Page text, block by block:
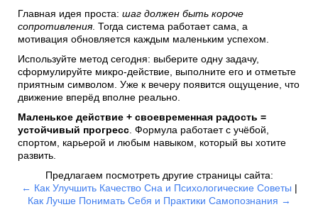
Главная идея проста: шаг должен быть короче
сопротивления. Тогда система работает сама, а
мотивация обновляется каждым маленьким успехом.
Используйте метод сегодня: выберите одну задачу,
сформулируйте микро-действие, выполните его и отметьте
приятным символом. Уже к вечеру появится ощущение, что
движение вперёд вполне реально.
Маленькое действие + своевременная радость =
устойчивый прогресс . Формула работает с учёбой,
спортом, карьерой и любым навыком, который вы хотите
развить.
Предлагаем посмотреть другие страницы сайта:
← Как Улучшить Качество Сна и Психологические Советы |
Как Лучше Понимать Себя и Практики Самопознания →